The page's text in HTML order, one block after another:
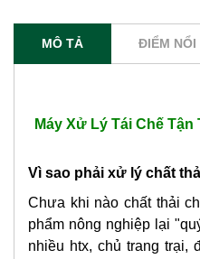
MÔ TẢ ĐIỂM NỔI
Máy Xử Lý Tái Chế
Vì sao phải xử lý chất
Chưa khi nào chất thải
phẩm nông nghiệp lại
nhiều htx, chủ trang trại,